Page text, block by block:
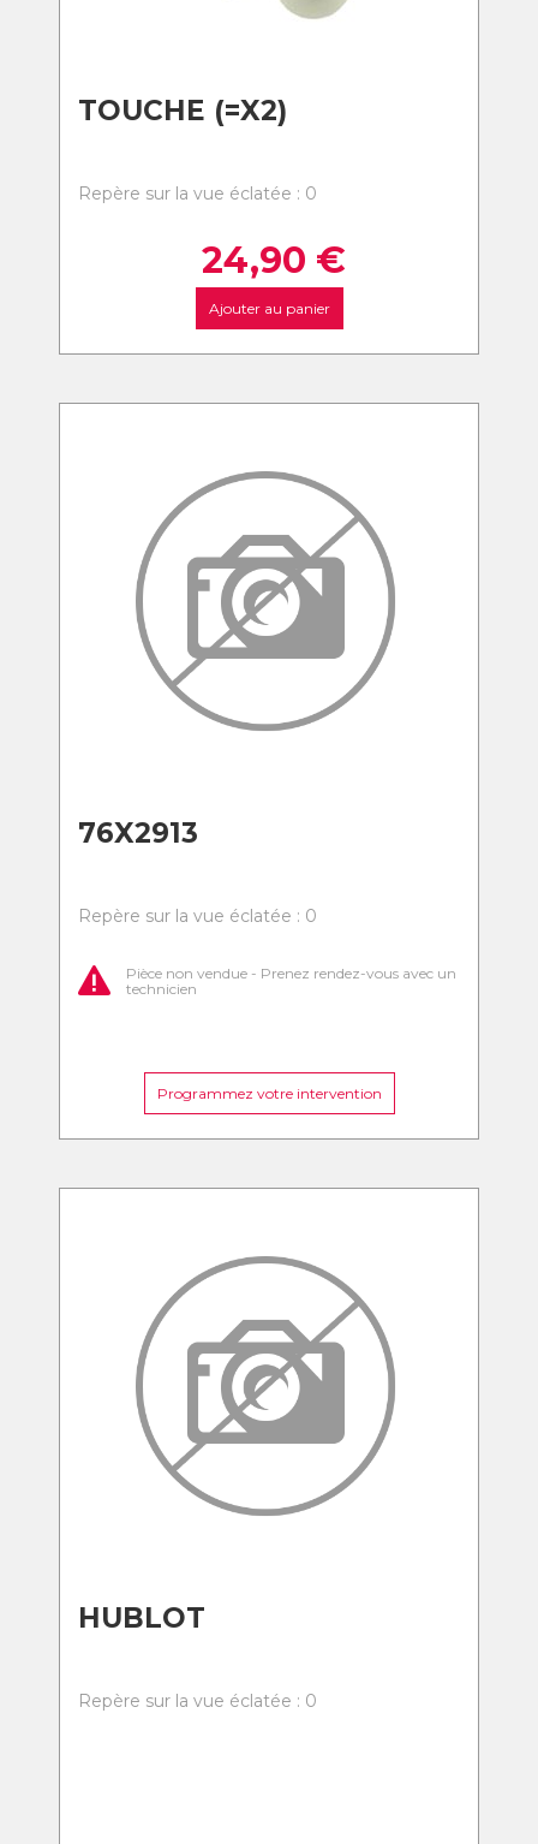
TOUCHE (=X2)
Repère sur la vue éclatée : 0
24,90 €
Ajouter au panier
76X2913
Repère sur la vue éclatée : 0
Pièce non vendue - Prenez rendez-vous avec un
technicien
Programmez votre intervention
HUBLOT
Repère sur la vue éclatée : 0